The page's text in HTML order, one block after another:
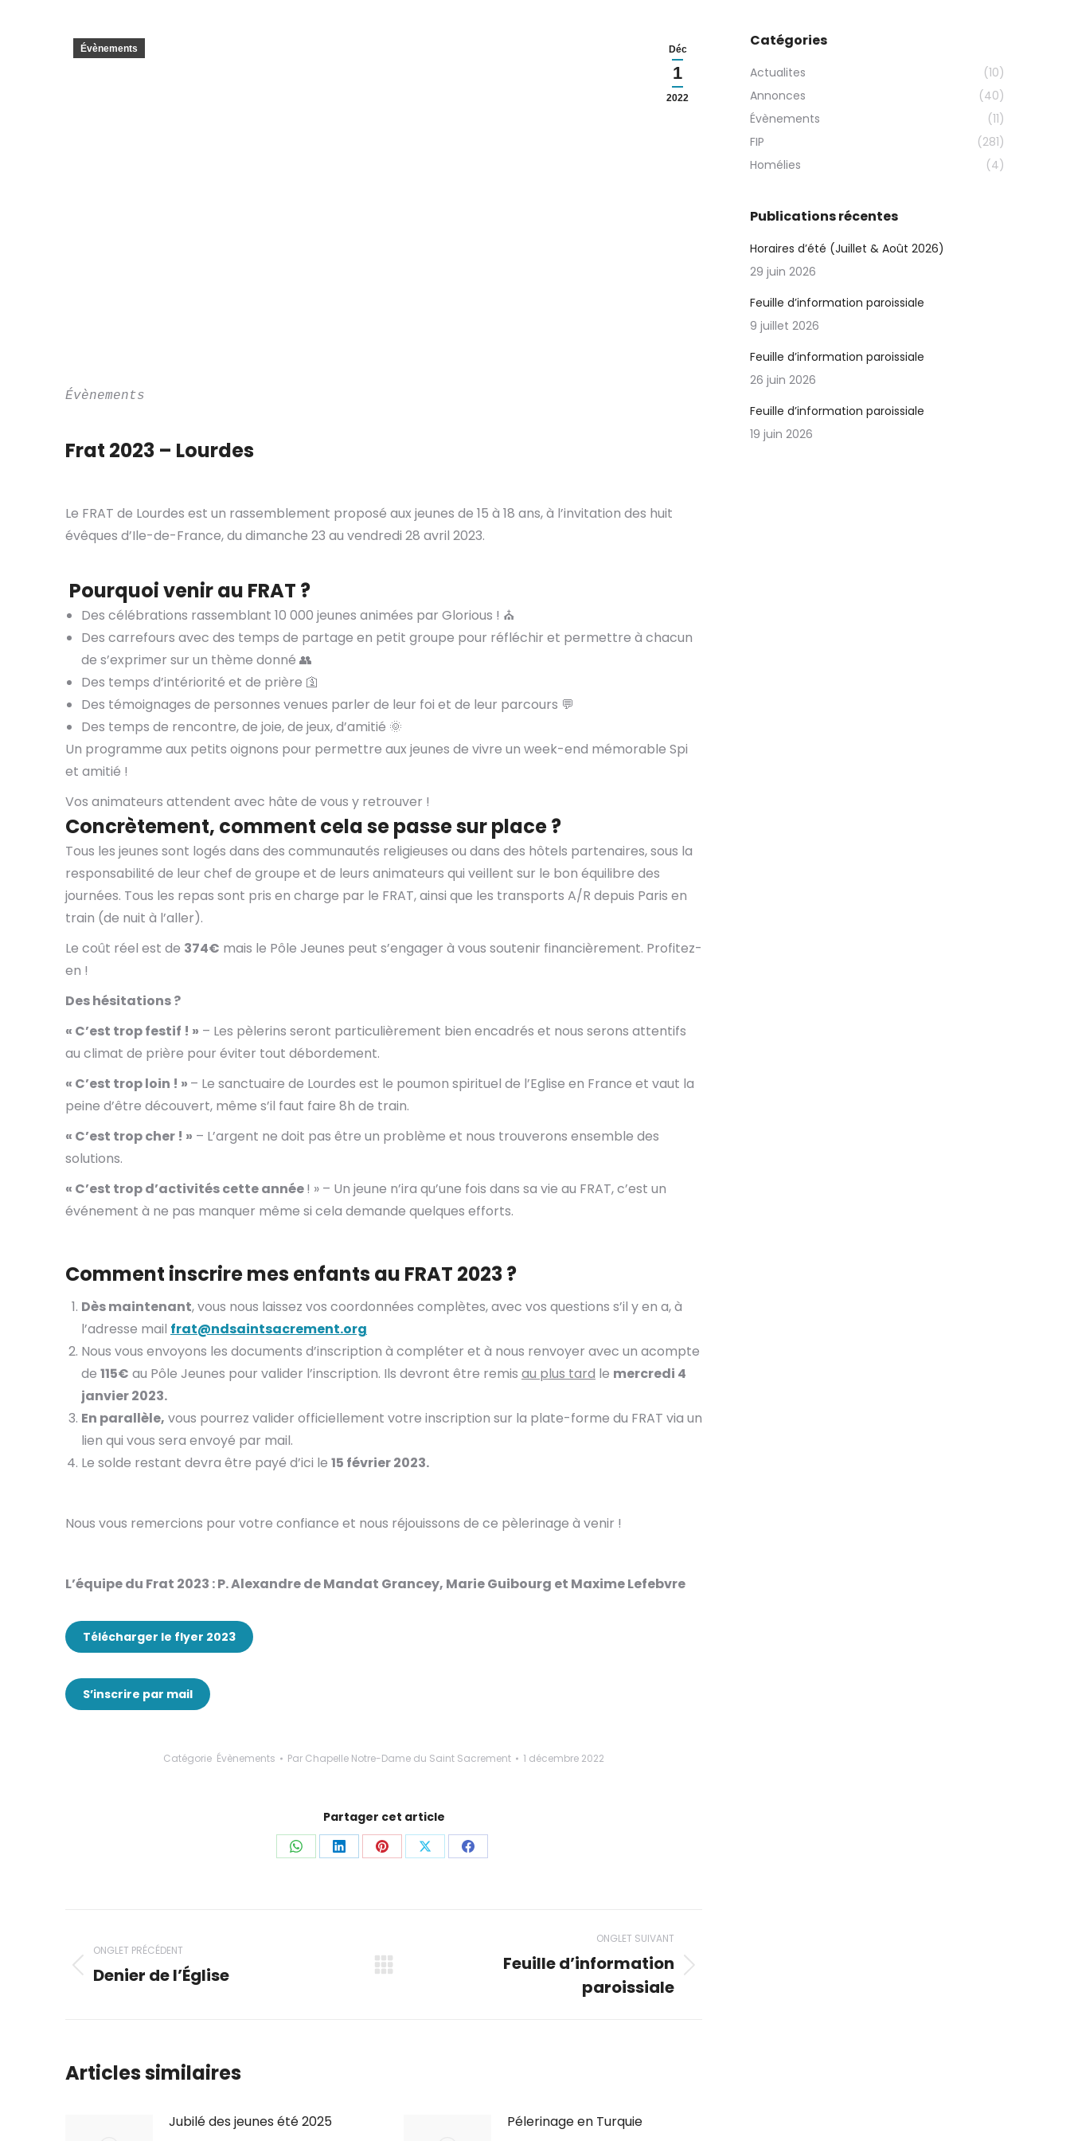
Déc
1
2022
Évènements
Évènements
Frat 2023 – Lourdes
Le FRAT de Lourdes est un rassemblement proposé aux jeunes de 15 à 18 ans, à l’invitation des huit
évêques d’Ile-de-France, du dimanche 23 au vendredi 28 avril 2023.
Pourquoi venir au FRAT ?
Des célébrations rassemblant 10 000 jeunes animées par Glorious ! ⛪️
Des carrefours avec des temps de partage en petit groupe pour réfléchir et permettre à chacun
de s’exprimer sur un thème donné 👥
Des temps d’intériorité et de prière 🛐
Des témoignages de personnes venues parler de leur foi et de leur parcours 💬
Des temps de rencontre, de joie, de jeux, d’amitié 🌞
Un programme aux petits oignons pour permettre aux jeunes de vivre un week-end mémorable Spi
et amitié !
Vos animateurs attendent avec hâte de vous y retrouver !
Concrètement, comment cela se passe sur place ?
Tous les jeunes sont logés dans des communautés religieuses ou dans des hôtels partenaires, sous la
responsabilité de leur chef de groupe et de leurs animateurs qui veillent sur le bon équilibre des
journées. Tous les repas sont pris en charge par le FRAT, ainsi que les transports A/R depuis Paris en
train (de nuit à l’aller).
Le coût réel est de 374€ mais le Pôle Jeunes peut s’engager à vous soutenir financièrement. Profitez-
en !
Des hésitations ?
« C’est trop festif ! » – Les pèlerins seront particulièrement bien encadrés et nous serons attentifs
au climat de prière pour éviter tout débordement.
« C’est trop loin ! » – Le sanctuaire de Lourdes est le poumon spirituel de l’Eglise en France et vaut la
peine d’être découvert, même s’il faut faire 8h de train.
« C’est trop cher ! » – L’argent ne doit pas être un problème et nous trouverons ensemble des
solutions.
« C’est trop d’activités cette année! » – Un jeune n’ira qu’une fois dans sa vie au FRAT, c’est un
événement à ne pas manquer même si cela demande quelques efforts.
Comment inscrire mes enfants au FRAT 2023 ?
Dès maintenant, vous nous laissez vos coordonnées complètes, avec vos questions s’il y en a, à
l’adresse mail frat@ndsaintsacrement.org
Nous vous envoyons les documents d’inscription à compléter et à nous renvoyer avec un acompte
de 115€ au Pôle Jeunes pour valider l’inscription. Ils devront être remis au plus tard le mercredi 4
janvier 2023.
En parallèle, vous pourrez valider officiellement votre inscription sur la plate-forme du FRAT via un
lien qui vous sera envoyé par mail.
Le solde restant devra être payé d’ici le 15 février 2023.
Nous vous remercions pour votre confiance et nous réjouissons de ce pèlerinage à venir !
L’équipe du Frat 2023 : P. Alexandre de Mandat Grancey, Marie Guibourg et Maxime Lefebvre
Télécharger le flyer 2023
S’inscrire par mail
Catégorie Évènements Par Chapelle Notre-Dame du Saint Sacrement 1 décembre 2022
Partager cet article
PartagerPartagerPartagerPartagerPartager
de
commentaire
ONGLET PRÉCÉDENT
Onglet
Denier de l’Église
ONGLET SUIVANT
Feuille d’information
paroissiale
Articles similaires
Jubilé des jeunes été 2025 Pélerinage en Turquie
Catégories
Actualites
(10)
Annonces
(40)
Évènements
(11)
FIP
(281)
Homélies
(4)
Publications récentes
Horaires d’été (Juillet & Août 2026)
29 juin 2026
Feuille d’information paroissiale
9 juillet 2026
Feuille d’information paroissiale
26 juin 2026
Feuille d’information paroissiale
19 juin 2026